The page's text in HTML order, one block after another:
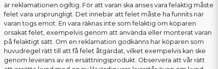
är reklamationen ogiltig. För att varan ska anses vara felaktig måste
felet vara ursprungligt. Det innebär att felet måste ha funnits när
varan togs emot. En vara räknas inte som felaktig om köparen
orsakat felet, exempelvis genom att använda eller monterat varan
på felaktigt sätt. Om en reklamation godkänns har köparen som
huvudregel rätt till att få felet åtgärdat, vilket exempelvis kan ske
genom leverans av en ersättningsprodukt. Observera att vår rätt